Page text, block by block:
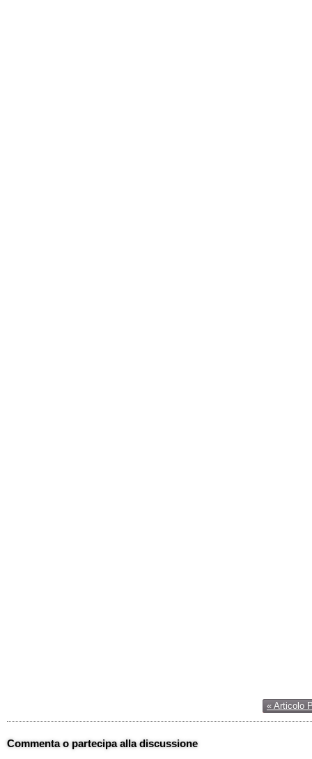
« Articolo
Commenta o partecipa alla discussione